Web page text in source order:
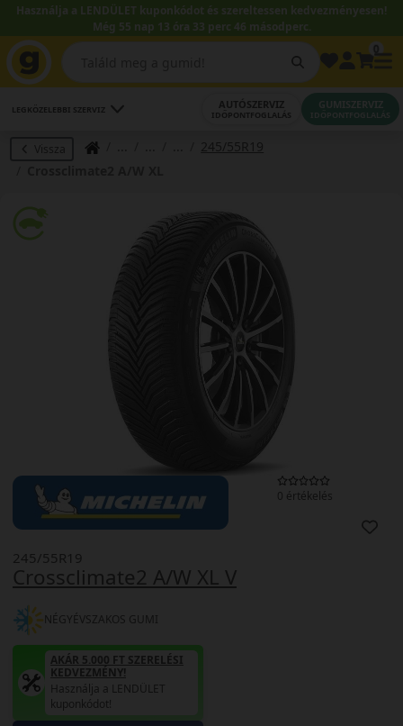
Használja a LENDÜLET kuponkódot és szereltessen kedvezményesen!
Még 55 nap 13 óra 33 perc 46 másodperc.
LEGKÖZELEBBI SZERVIZ AUTÓSZERVIZ
IDŐPONTFOGLALÁS
GUMISZERVIZ
IDŐPONTFOGLALÁS
Vissza
245/55R19
0 értékelés
Crossclimate2 A/W XL V
245/55R19
NÉGYÉVSZAKOS GUMI
AKÁR 5.000 FT SZERELÉSI
KEDVEZMÉNY!
Használja a LENDÜLET
kuponkódot!